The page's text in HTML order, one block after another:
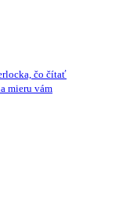
čo čítať
mieru vám